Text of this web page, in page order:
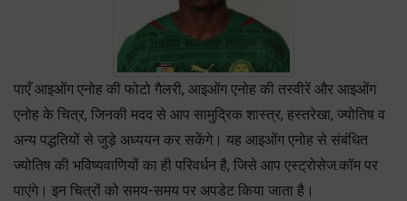
पाएँ आइओंग एनोह की फोटो गैलरी, आइओंग एनोह की तस्वीरें और आइओंग
एनोह के चित्र, जिनकी मदद से आप सामुद्रिक शास्त्र, हस्तरेखा, ज्योतिष व
अन्य पद्धतियों से जुड़े अध्ययन कर सकेंगे। यह आइओंग एनोह से संबंधित
ज्योतिष की भविष्यवाणियों का ही परिवर्धन है, जिसे आप एस्ट्रोसेज.कॉम पर
पाएंगे। इन चित्रों को समय-समय पर अपडेट किया जाता है।